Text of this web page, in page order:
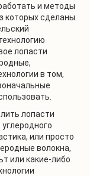
и методы
которых сделаны
лопасти
в том,
лопасти
или просто
волокна,
или какие-либо